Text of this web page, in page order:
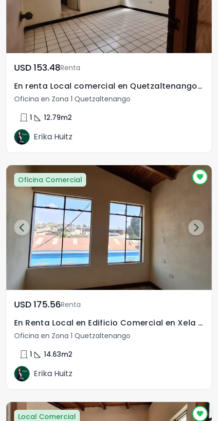
USD	153.48Renta
En renta Local comercial en Quetzaltenango Zona 1
Oficina en Zona 1 Quetzaltenango
door_front 1 square_foot 12.79m2
Erika Huitz
Oficina Comercial
USD	175.56Renta
En Renta Local en Edificio Comercial en Xela Zona 1
Oficina en Zona 1 Quetzaltenango
door_front 1 square_foot 14.63m2
Erika Huitz
Local Comercial